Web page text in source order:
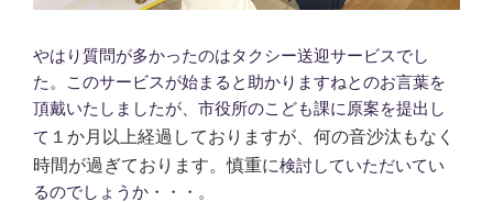
やはり質問が多かったのはタクシー送迎サービスでし
た。このサービスが始まると助かりますねとのお言葉を
頂戴いたしましたが、市役所のこども課に原案を提出し
て １か月以上経過しておりますが、何の音沙汰もなく
時間が過ぎております。慎重に検討していただいてい
るのでしょうか・・・。